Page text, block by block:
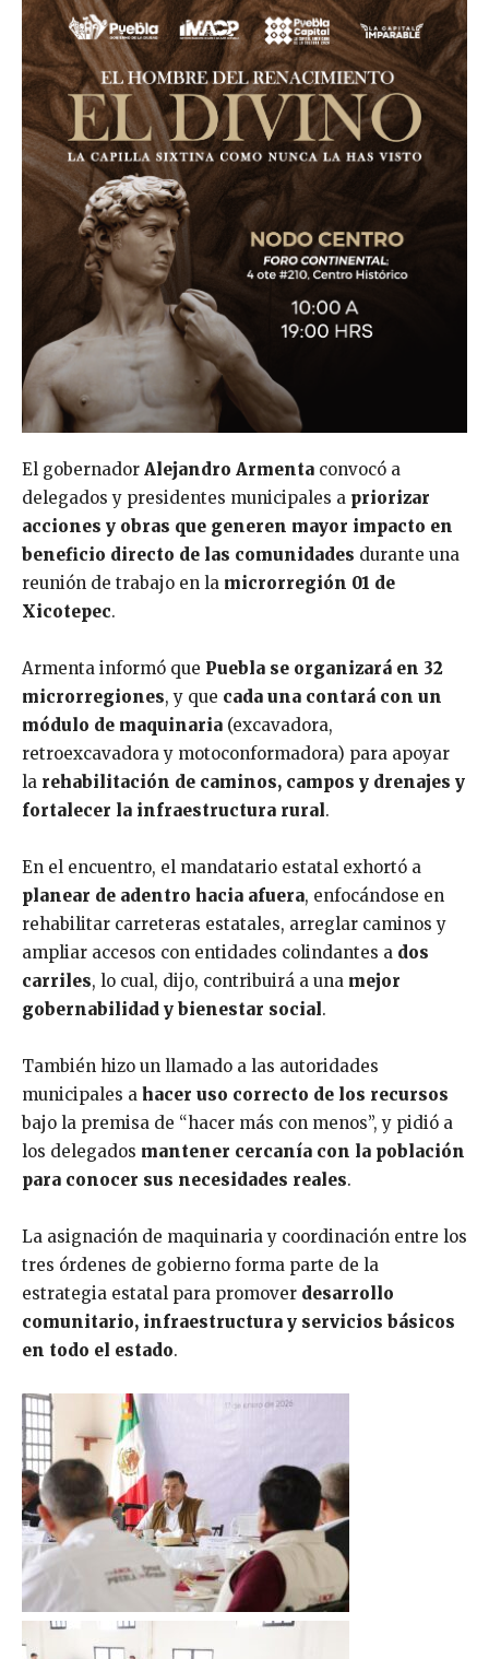
El gobernador Alejandro Armenta convocó a
delegados y presidentes municipales a priorizar
acciones y obras que generen mayor impacto en
beneficio directo de las comunidades durante una
reunión de trabajo en la microrregión 01 de
Xicotepec.
Armenta informó que Puebla se organizará en 32
microrregiones, y que cada una contará con un
módulo de maquinaria (excavadora,
retroexcavadora y motoconformadora) para apoyar
la rehabilitación de caminos, campos y drenajes y
fortalecer la infraestructura rural.
En el encuentro, el mandatario estatal exhortó a
planear de adentro hacia afuera, enfocándose en
rehabilitar carreteras estatales, arreglar caminos y
ampliar accesos con entidades colindantes a dos
carriles, lo cual, dijo, contribuirá a una mejor
gobernabilidad y bienestar social.
También hizo un llamado a las autoridades
municipales a hacer uso correcto de los recursos
bajo la premisa de “hacer más con menos”, y pidió a
los delegados mantener cercanía con la población
para conocer sus necesidades reales.
La asignación de maquinaria y coordinación entre los
tres órdenes de gobierno forma parte de la
estrategia estatal para promover desarrollo
comunitario, infraestructura y servicios básicos
en todo el estado.